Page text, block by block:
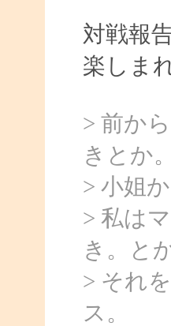
対戦報
楽しま
> 前か
きとか。
> 小姐
> 私は
き。と
> それ
ス。